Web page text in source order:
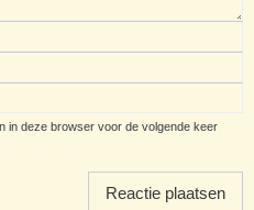
in deze browser voor de volgende keer